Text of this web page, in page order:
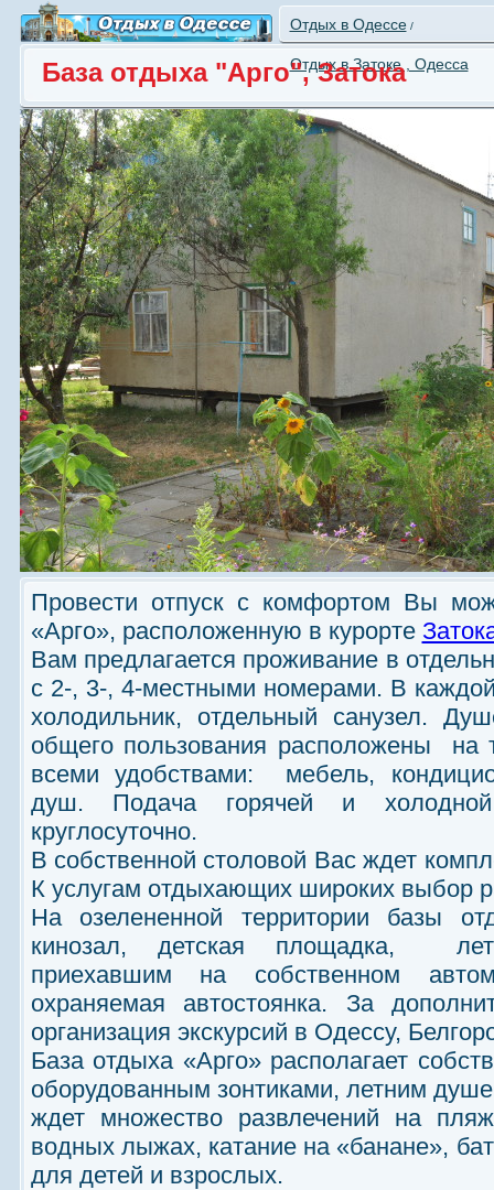
Отдых в Одессе/
Отдых в Затоке , Одесса
База отдыха "Арго", Затока
Провести отпуск с комфортом Вы
«Арго», расположенную в курорте
Вам предлагается проживание в
с 2-, 3-, 4-местными номерами. В
холодильник, отдельный санузел.
общего пользования расположены на
всеми удобствами: мебель,
душ. Подача горячей и холодной
круглосуточно.
В собственной столовой Вас ждет
К услугам отдыхающих широких выбор
На озелененной территории базы
кинозал, детская площадка,
приехавшим на собственном
охраняемая автостоянка. За
организация экскурсий в Одессу,
База отдыха «Арго» располагает
оборудованным зонтиками, летним
ждет множество развлечений на
водных лыжах, катание на «банане»,
для детей и взрослых.